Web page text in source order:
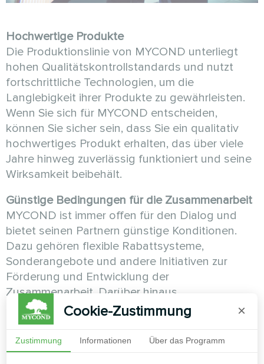
Hochwertige Produkte
Die Produktionslinie von MYCOND unterliegt
hohen Qualitätskontrollstandards und nutzt
fortschrittliche Technologien, um die
Langlebigkeit ihrer Produkte zu gewährleisten.
Wenn Sie sich für MYCOND entscheiden,
können Sie sicher sein, dass Sie ein qualitativ
hochwertiges Produkt erhalten, das über viele
Jahre hinweg zuverlässig funktioniert und seine
Wirksamkeit beibehält.
Günstige Bedingungen für die Zusammenarbeit
MYCOND ist immer offen für den Dialog und
bietet seinen Partnern günstige Konditionen.
Dazu gehören flexible Rabattsysteme,
Sonderangebote und andere Initiativen zur
Förderung und Entwicklung der
Zusammenarbeit. Darüber hinaus
berücksichtigen wir die Interessen beider
Parteien.
Cookie-Zustimmung ×
Zustimmung Informationen Über das Programm